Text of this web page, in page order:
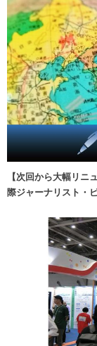
【次回から大幅リ
際ジャーナリスト・